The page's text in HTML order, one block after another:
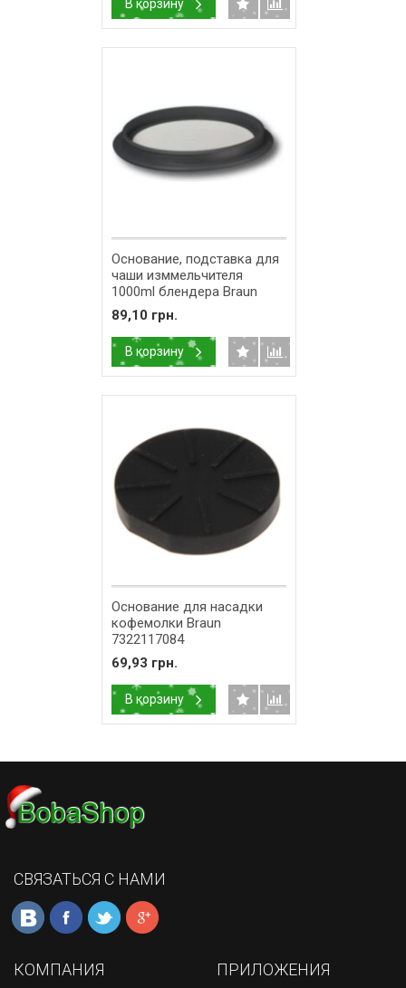
В корзину
Основание, подставка для
чаши изммельчителя
1000ml блендера Braun
67050138
89,10 грн.
В корзину
Основание для насадки
кофемолки Braun
7322117084
69,93 грн.
В корзину
СВЯЗАТЬСЯ С НАМИ
КОМПАНИЯ ПРИЛОЖЕНИЯ